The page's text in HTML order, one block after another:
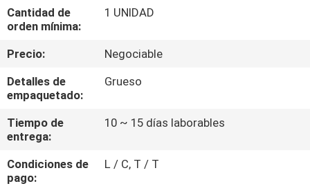
DE
CALIDAD
ÉNTRENOS
EN
CONTACTO
CON
Cantidad de
orden mínima:
1 UNIDAD
Precio:
Negociable
Detalles de
empaquetado:
Grueso
Tiempo de
entrega:
10 ~ 15 días laborables
Condiciones de
pago:
L / C, T / T